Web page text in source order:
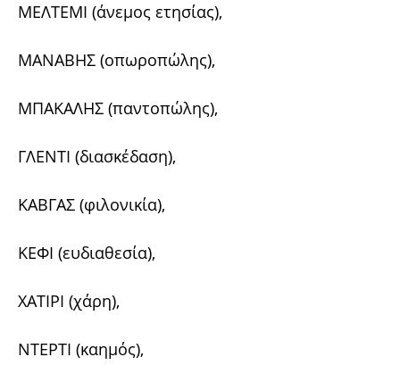
ΜΕΛΤΕΜΙ (άνεμος ετησίας),
ΜΑΝΑΒΗΣ (οπωροπώλης),
ΜΠΑΚΑΛΗΣ (παντοπώλης),
ΓΛΕΝΤΙ (διασκέδαση),
ΚΑΒΓΑΣ (φιλονικία),
ΚΕΦΙ (ευδιαθεσία),
ΧΑΤΙΡΙ (χάρη),
ΝΤΕΡΤΙ (καημός),